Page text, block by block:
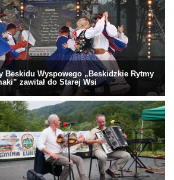
Beskidu Wyspowego „Beskidzkie Rytmy
zawitał do Starej Wsi